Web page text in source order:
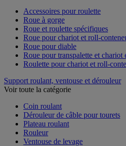
Accessoires pour roulette
Roue à gorge
Roue et roulette spécifiques
Roue pour chariot et roll-
Roue pour diable
Roue pour transpalette et chariot
Roulette pour chariot et roll-
Support roulant, ventouse et dérouleur
Voir toute la catégorie
Coin roulant
Dérouleur de câble pour tourets
Plateau roulant
Rouleur
Ventouse de levage